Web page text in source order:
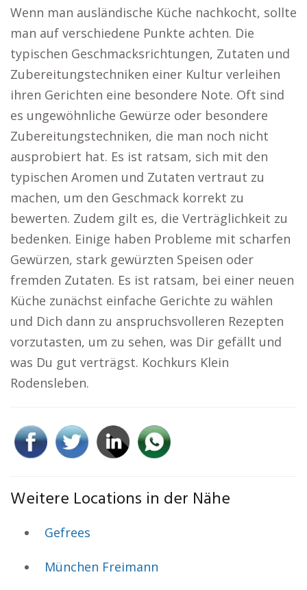
Wenn man ausländische Küche nachkocht, sollte
man auf verschiedene Punkte achten. Die
typischen Geschmacksrichtungen, Zutaten und
Zubereitungstechniken einer Kultur verleihen
ihren Gerichten eine besondere Note. Oft sind
es ungewöhnliche Gewürze oder besondere
Zubereitungstechniken, die man noch nicht
ausprobiert hat. Es ist ratsam, sich mit den
typischen Aromen und Zutaten vertraut zu
machen, um den Geschmack korrekt zu
bewerten. Zudem gilt es, die Verträglichkeit zu
bedenken. Einige haben Probleme mit scharfen
Gewürzen, stark gewürzten Speisen oder
fremden Zutaten. Es ist ratsam, bei einer neuen
Küche zunächst einfache Gerichte zu wählen
und Dich dann zu anspruchsvolleren Rezepten
vorzutasten, um zu sehen, was Dir gefällt und
was Du gut verträgst. Kochkurs Klein
Rodensleben.
Weitere Locations in der Nähe
Gefrees
München Freimann